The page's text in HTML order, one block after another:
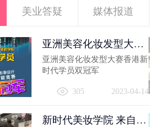
美业答疑 媒体报道
亚洲美容化妆发型大赛
香港新时代...
亚洲美容化妆发型大赛香港新
时代学员双冠军
305 2023-04-14
新时代美妆学院 来自